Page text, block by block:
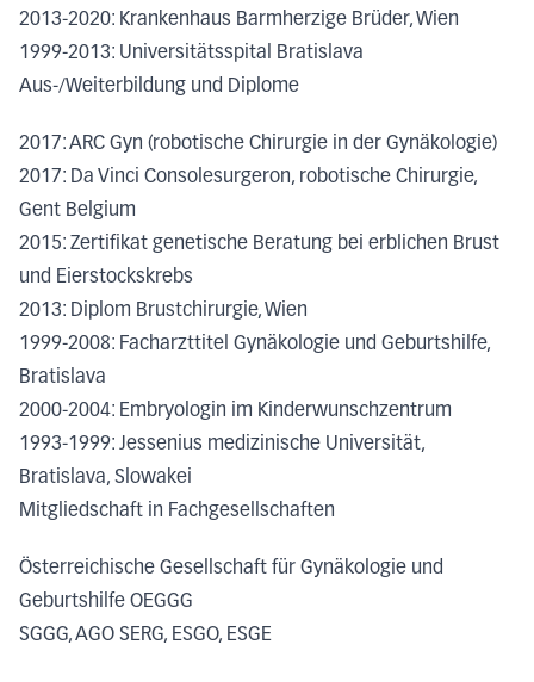
2013-2020: Krankenhaus Barmherzige Brüder, Wien
1999-2013: Universitätsspital Bratislava
Aus-/Weiterbildung und Diplome
2017: ARC Gyn (robotische Chirurgie in der Gynäkologie)
2017: Da Vinci Consolesurgeron, robotische Chirurgie,
Gent Belgium
2015: Zertifikat genetische Beratung bei erblichen Brust
und Eierstockskrebs
2013: Diplom Brustchirurgie, Wien
1999-2008: Facharzttitel Gynäkologie und Geburtshilfe,
Bratislava
2000-2004: Embryologin im Kinderwunschzentrum
1993-1999: Jessenius medizinische Universität,
Bratislava, Slowakei
Mitgliedschaft in Fachgesellschaften
Österreichische Gesellschaft für Gynäkologie und
Geburtshilfe OEGGG
SGGG, AGO SERG, ESGO, ESGE